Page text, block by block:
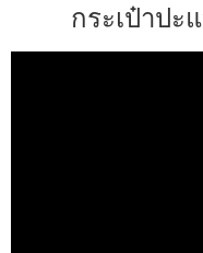
กระเป๋าปะ